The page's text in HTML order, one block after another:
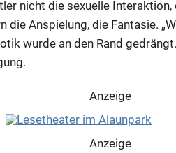
nicht die sexuelle
die Anspielung, die Fantasie.
wurde an den Rand
Anzeige
Anzeige